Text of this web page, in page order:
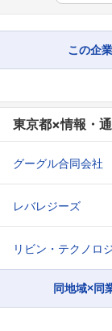
この企
東京都×情報・
グーグル合同会社
レバレジーズ
リビン・テクノロ
同地域×同